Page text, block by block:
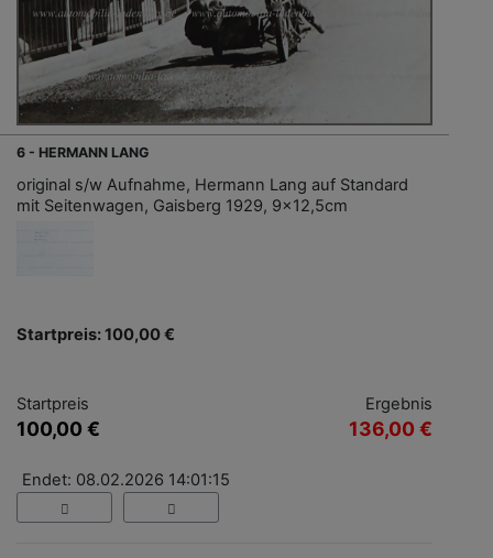
6 - HERMANN LANG
original s/w Aufnahme, Hermann Lang auf Standard
mit Seitenwagen, Gaisberg 1929, 9x12,5cm
Startpreis: 100,00 €
Startpreis
100,00 €
Ergebnis
136,00 €
Endet: 08.02.2026 14:01:15